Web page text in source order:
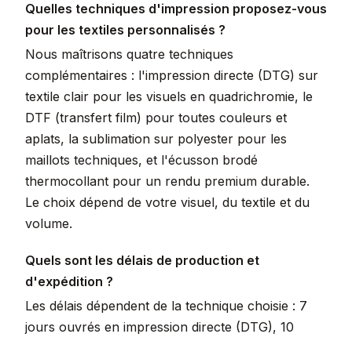
Quelles techniques d'impression proposez-vous
pour les textiles personnalisés ?
Nous maîtrisons quatre techniques
complémentaires : l'impression directe (DTG) sur
textile clair pour les visuels en quadrichromie, le
DTF (transfert film) pour toutes couleurs et
aplats, la sublimation sur polyester pour les
maillots techniques, et l'écusson brodé
thermocollant pour un rendu premium durable.
Le choix dépend de votre visuel, du textile et du
volume.
Quels sont les délais de production et
d'expédition ?
Les délais dépendent de la technique choisie : 7
jours ouvrés en impression directe (DTG), 10